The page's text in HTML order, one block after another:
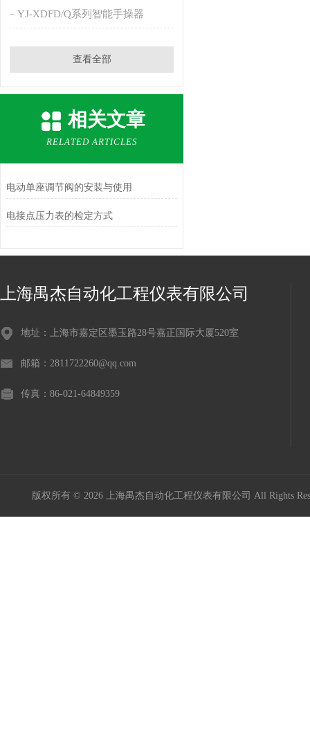
YJ-XDFD/Q系列智能手操器
查看全部
相关文章
RELATED ARTICLES
电动单座调节阀的安装与使用
电接点压力表的检定方式
上海禺杰自动化工程仪表有限公司
地址：上海市嘉定区墨玉路28号嘉正国际大厦520室
邮箱：2811722260@qq.com
传真：86-021-64849359
版权所有 © 2026 上海禺杰自动化工程仪表有限公司 All Rights